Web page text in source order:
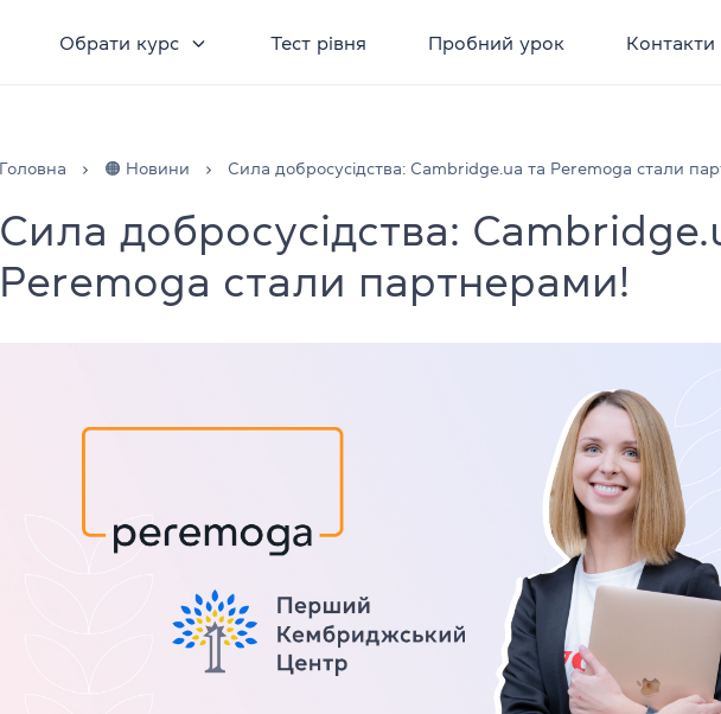
Обрати курс Тест рівня Пробний урок Контакти
Головна 🟠 Новини Сила добросусідства: Cambridge.ua та Peremoga стали
Сила добросусідства:
Peremoga стали партнерами!